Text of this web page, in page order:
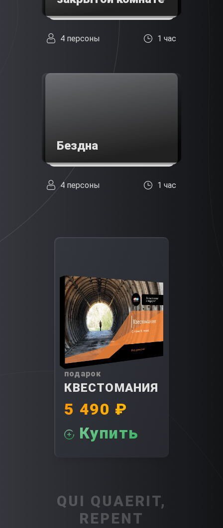
4 персоны 1 час
Бездна
4 персоны 1 час
подарок
КВЕСТОМАНИЯ
5 490 ₽
Купить
QUI QUAERIT,
REPENT